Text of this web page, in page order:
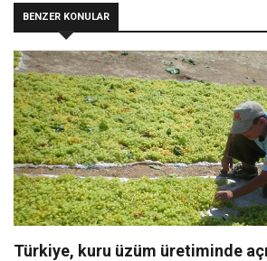
BENZER KONULAR
Türkiye, kuru üzüm üretiminde